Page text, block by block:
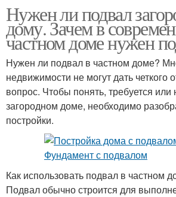
Нужен ли подвал
дому. Зачем в
частном доме нужен
Нужен ли подвал в частном доме?
недвижимости не могут дать четкого
вопрос. Чтобы понять, требуется или
загородном доме, необходимо
постройки.
Как использовать подвал в частном
Подвал обычно строится для